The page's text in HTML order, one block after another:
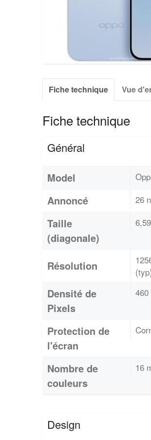
Fiche technique Vue
Fiche technique
Général
Model
Annoncé 26
Taille
(diagonale)
Résolution
Densité de
Pixels
460
Protection de
l'écran
Nombre de
couleurs
16
Design